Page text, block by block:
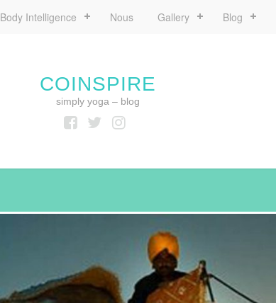
Body Intelligence Nous Gallery Blog
COINSPIRE
simply yoga – blog